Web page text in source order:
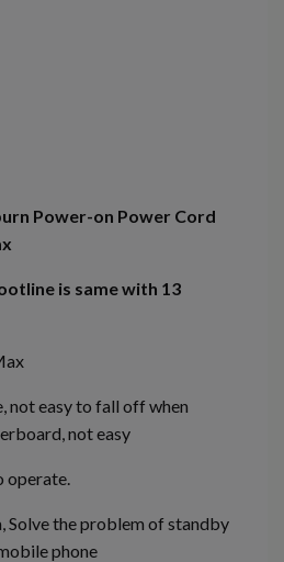
Power-on Power Cord
is same with 13
not easy to fall off when
not easy
operate.
Solve the problem of standby
phone